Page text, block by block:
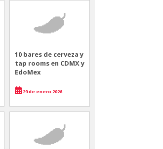
10 bares de cerveza y
tap rooms en CDMX y
EdoMex
29 de enero 2026